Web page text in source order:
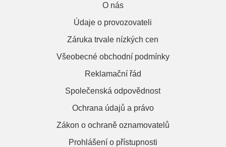
O nás
Údaje o provozovateli
Záruka trvale nízkých cen
Všeobecné obchodní podmínky
Reklamační řád
Společenská odpovědnost
Ochrana údajů a právo
Zákon o ochraně oznamovatelů
Prohlášení o přístupnosti